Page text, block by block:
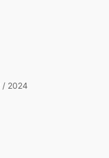
/ 2024